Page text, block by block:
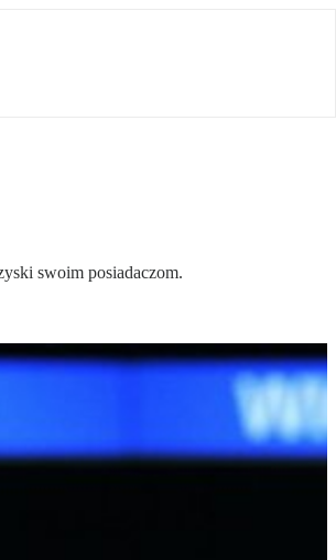
swoim posiadaczom.